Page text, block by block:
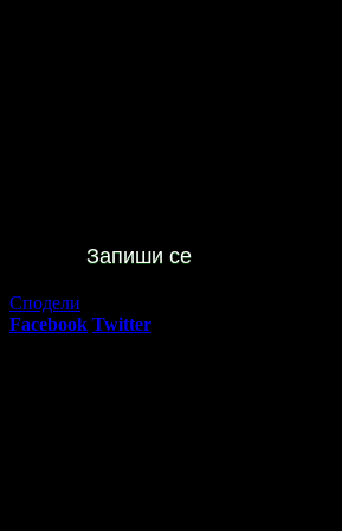
Запиши се
Сподели
Facebook Twitter